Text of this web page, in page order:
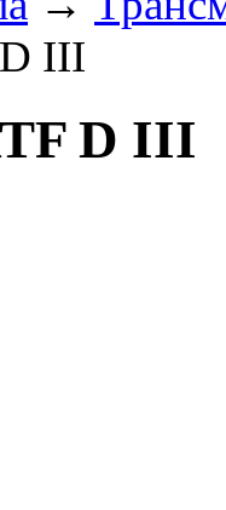
III
D III